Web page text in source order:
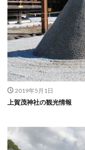
2019年5月1日
上賀茂神社の観光情報